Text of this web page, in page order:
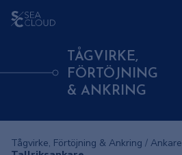
TÅGVIRKE,
FÖRTÖJNING
& ANKRING
Tågvirke, Förtöjning & Ankring / Ankare